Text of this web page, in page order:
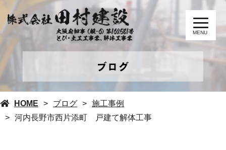
MENU
ブログ
HOME ブログ
施工事例
河内長野市西片添町 戸建て解体工事